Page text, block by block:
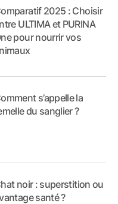
2025 : Choisir
ULTIMA et PURINA
pour nourrir vos
s’appelle la
du sanglier ?
noir : superstition ou
santé ?